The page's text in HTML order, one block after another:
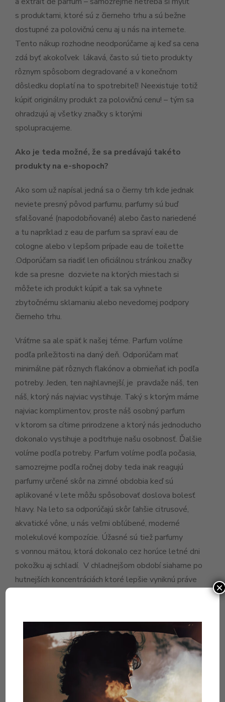
s produktami, ktoré sú z čierneho trhu a sú bežne
dostupné za polovičnú cenu aj u nás na internete.
Tento nákup rozhodne neodporúčame aj keď sa cena
zdá byť akokoľvek lákavá, často sú tieto produkty
rôznym spôsobom degradované a v konečnom
dôsledku doplatí na to spotrebiteľ! Neexistuje totiž
kúpiť originálny produkt za polovičnú cenu! – tým sa
ohradzujú aj všetky značky s ktorými
spolupracujeme.
Ako je teda možné, že sa predávajú takéto
produkty na e-shopoch?
Ako som už napísal jedná sa o čierny trh kde jednak
neviete presný pôvod parfumu, parfumy sú buď
sfalšované (napodobňované) alebo často nariedené
a tu napríklad z eau de parfum sa spraví eau de
cologne alebo v lepšom prípade eau de toilette
.Odporúčam sa riadiť len oficiálnou stránkou značky
kde sa presne dozviete na ktorých miestach si
môžete ich produkt kúpiť a tak sa vyhnete
zbytočnému sklamaniu alebo nevedomej podpory
čierneho trhu.
Vráťme sa ale späť k našej téme. Parfum volíme
podľa príležitosti na daný deň. Odporúčam mať
minimálne päť rôznych flakónov a obmieňať ich podľa
potreby. Jeden, ten najhlavnejší, je pravdaže náš, ten
náš, ktorý nás najviac vystihuje. Taký s ktorým máme
najviac komplimentov, proste náš osobný parfum
v ktorom sa cítime prirodzene a ktorý nás jednoducho
dokonalo vystihuje a podtrhuje našu osobnosť. Ďalšie
volíme podľa potreby. Parfum volíme podľa počasia,
samozrejme podľa ročnej doby teda inak reagujú
parfumy určené skôr na zimné obdobia keď sú
aplikované v lete môžu spôsobovať doslova bolesť
hlavy. Na leto sa odporúčajú skôr ľahšie citrusové,
akvatické vône, u nás veľmi obľúbené, moderné
molekulové kompozície. Úžasné sú tiež parfumy
s vonnou mätou, ktorá dokonalo cez horúce letné dni
pokožku aj schladí. V chladnejšom období siahame po
hutnejších koncentráciách ktoré lepšie vyniknú práve
životné udalosti ako je napríklad svadba. Inú vôňu si
dávame večer do klubu alebo na rande.
Nezabúdajme, že vône sa obzvlášť viažu na naše
emócie. Určite si spomeniete na krásne alebo
nepekné chvíle keď si privoniate k vášmu ,,ex‘‘
parfumu – doslova sa vám vynoria myšlienky ktoré už
×